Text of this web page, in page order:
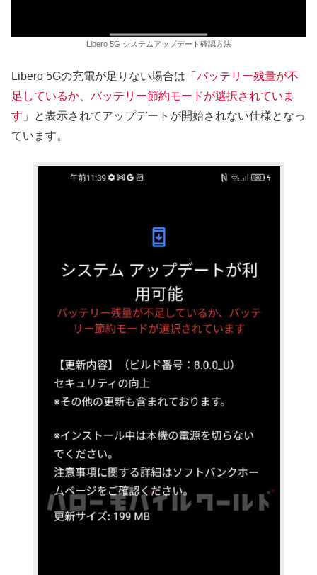
Libero 5G システムアップデート確認方法
Libero 5Gの充電が足りない場合は「 バッテリー残量が不
足しているか、バッテリー節約モードが選択されていま
す 」と表示されてアップデートが開始されない仕様となっ
ています。